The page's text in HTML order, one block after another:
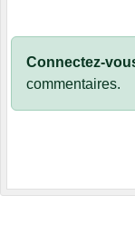
Connectez-
commentaires.